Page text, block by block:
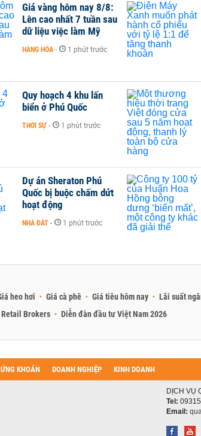
Giá vàng hôm nay 8/8:
Lên cao nhất 7 tuần sau
dữ liệu việc làm Mỹ
HÀNG HÓA - 1 phút trước
Quy hoạch 4 khu lấn
biển ở Phú Quốc
THỜI SỰ - 1 phút trước
Dự án Sheraton Phú
Quốc bị buộc chấm dứt
hoạt động
NHÀ ĐẤT - 1 phút trước
heo hơi Giá cà phê Giá tiêu hôm nay Lãi suất
Retail Brokers Diễn đàn đầu tư Việt Nam 2026
KHOÁN DOANH NGHIỆP KINH DOANH
DỊCH VỤ
Tel:
Email: